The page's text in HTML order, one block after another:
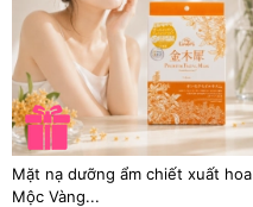
Mặt nạ dưỡng ẩm chiết xuất hoa
Mộc Vàng...